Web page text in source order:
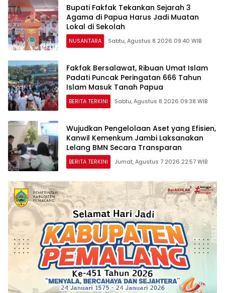
Bupati Fakfak Tekankan Sejarah 3
Agama di Papua Harus Jadi Muatan
Lokal di Sekolah
NUSANTARA Sabtu, Agustus 8 2026 09:40 WIB
Fakfak Bersalawat, Ribuan Umat Islam
Padati Puncak Peringatan 666 Tahun
Islam Masuk Tanah Papua
BERITA TERKINI Sabtu, Agustus 8 2026 09:38 WIB
Wujudkan Pengelolaan Aset yang Efisien,
Kanwil Kemenkum Jambi Laksanakan
Lelang BMN Secara Transparan
BERITA TERKINI Jumat, Agustus 7 2026 22:57 WIB